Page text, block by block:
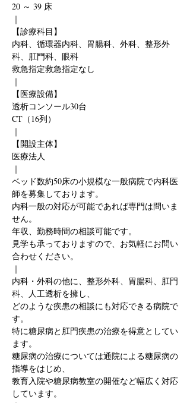
20 ～ 39 床
｜
【診療科目】
内科、循環器内科、胃腸科、外科、整形外
科、肛門科、眼科
救急指定救急指定なし
｜
【医療設備】
透析コンソール30台
CT（16列）
｜
【開設主体】
医療法人
｜
ベッド数約50床の小規模な一般病院で内科医
師を募集しております。
内科一般の対応が可能であれば専門は問いま
せん。
年収、勤務時間の相談可能です。
見学も承っておりますので、お気軽にお問い
合わせください。
｜
内科・外科の他に、整形外科、胃腸科、肛門
科、人工透析を擁し、
どのような疾患の相談にも対応できる病院で
す。
特に糖尿病と肛門疾患の治療を得意としてい
ます。
糖尿病の治療については通院による糖尿病の
指導をはじめ、
教育入院や糖尿病教室の開催など幅広く対応
しています。